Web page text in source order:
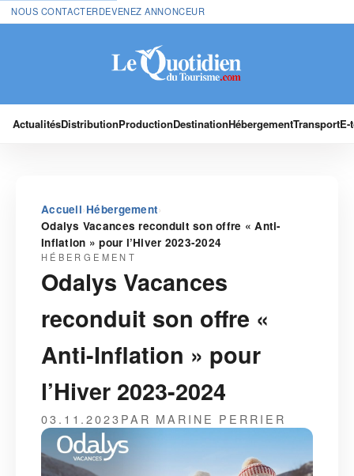
NOUS CONTACTERDEVENEZ ANNONCEUR
ActualitésDistributionProductionDestinationHébergementTransport
Accueil›Hébergement›
Odalys Vacances reconduit son offre « Anti-
Inflation » pour l’Hiver 2023-2024
HÉBERGEMENT
Odalys Vacances
reconduit son offre «
Anti-Inflation » pour
l’Hiver 2023-2024
03.11.2023PAR MARINE PERRIER